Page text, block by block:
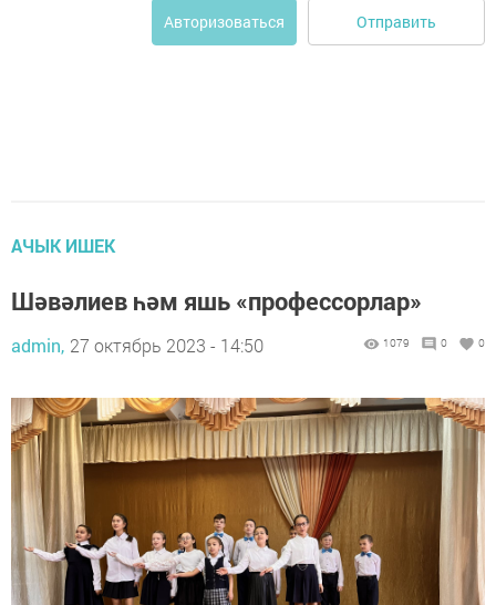
Авторизоваться Отправить
АЧЫК ИШЕК
Шәвәлиев һәм яшь «профессорлар»
admin, 27 октябрь 2023 - 14:50 1079 0 0